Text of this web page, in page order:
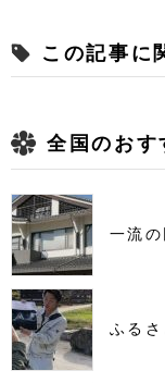
この記事に
全国のおす
一流
ふる